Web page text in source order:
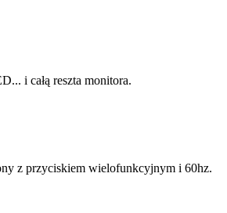
i całą reszta monitora.
z przyciskiem wielofunkcyjnym i 60hz.